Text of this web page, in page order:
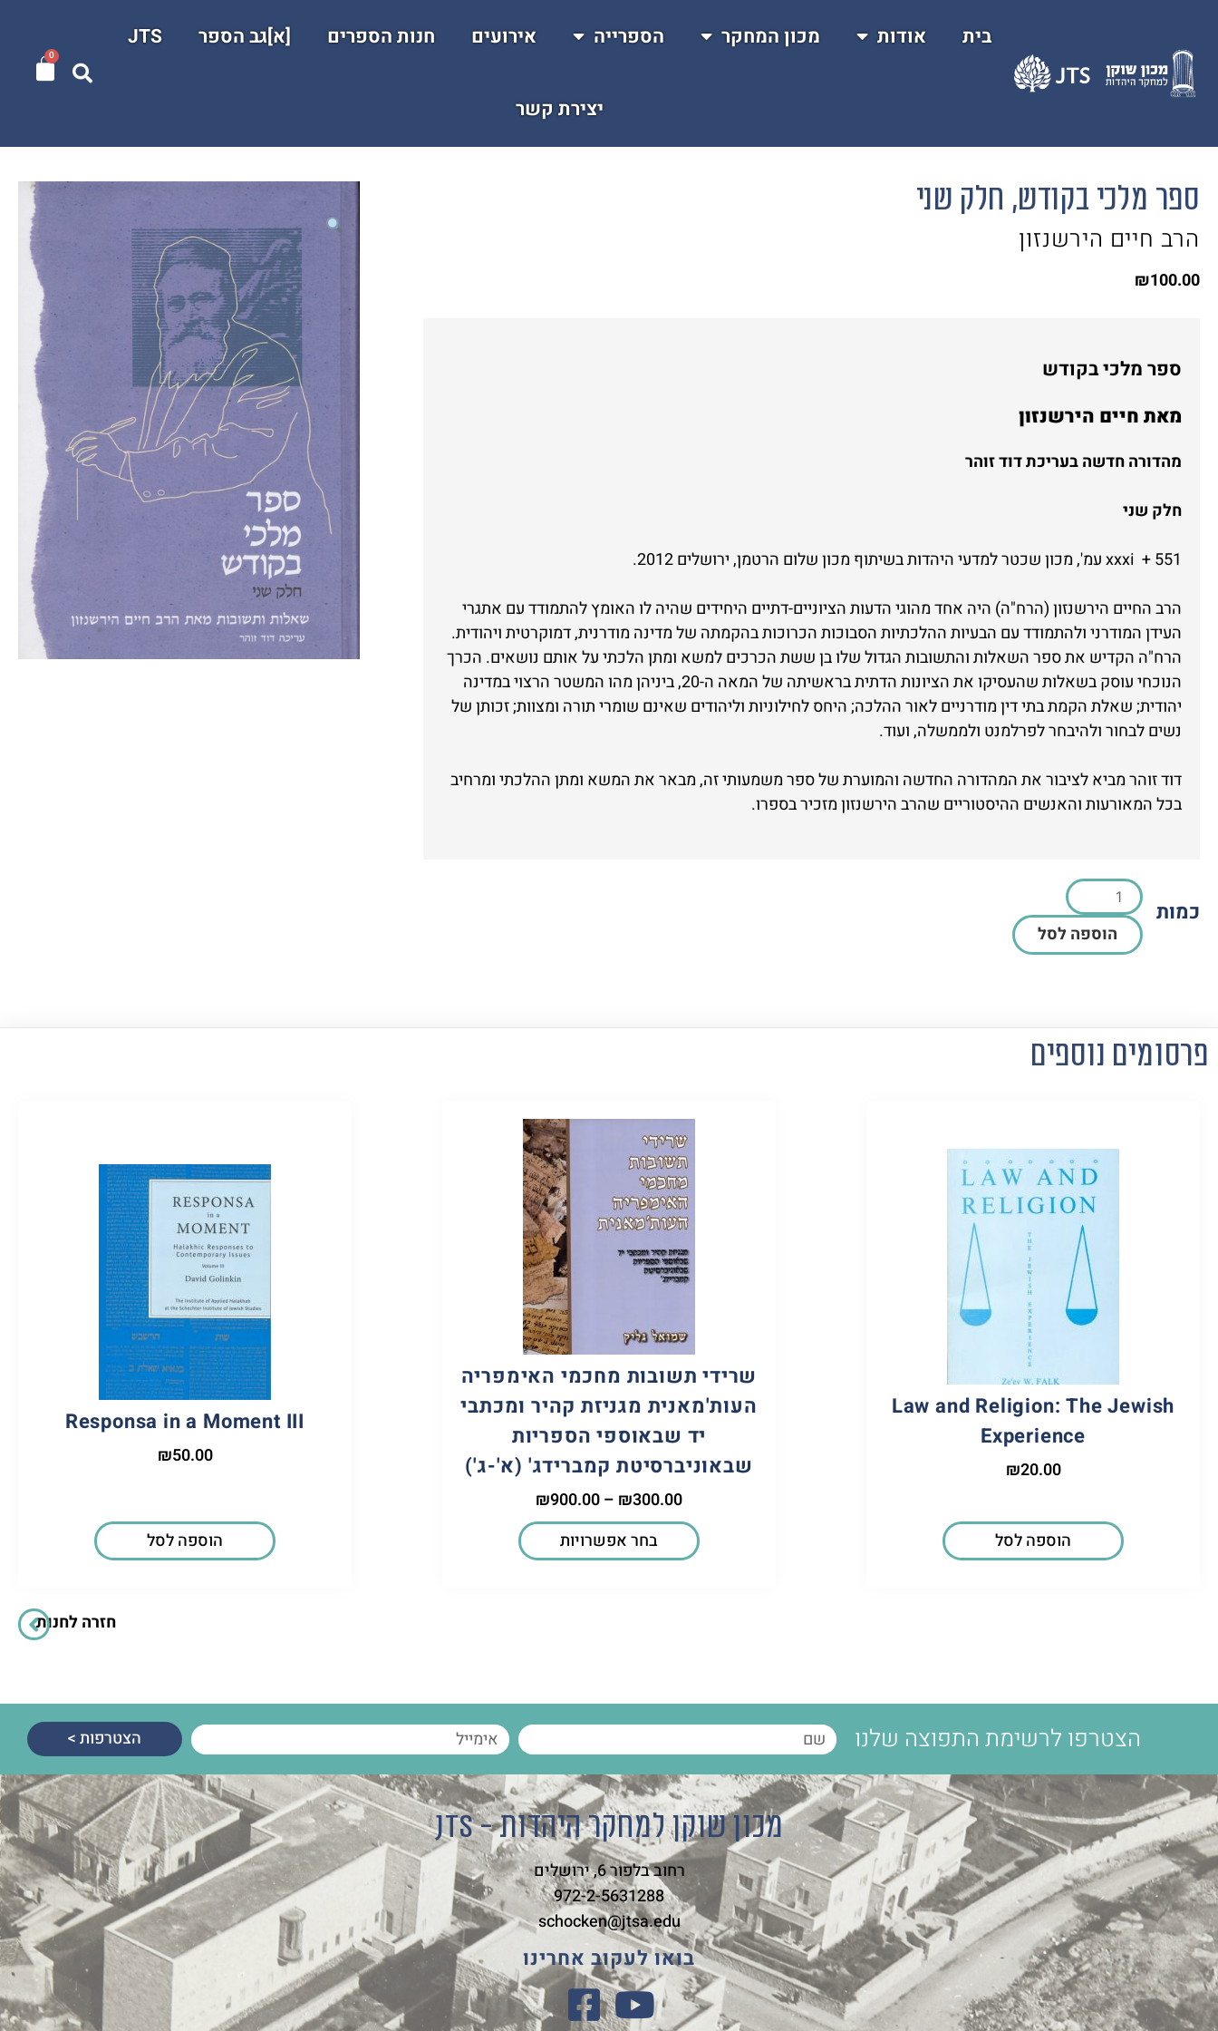
בית אודות מכון המחקר הספרייה אירועים חנות הספרים [א]גב הספר JTS
יצירת קשר
0
ספר מלכי בקודש, חלק שני
הרב חיים הירשנזון
₪100.00
ספר מלכי בקודש
מאת חיים הירשנזון
מהדורה חדשה בעריכת דוד זוהר
חלק שני
551 + xxxi עמ', מכון שכטר למדעי היהדות בשיתוף מכון שלום הרטמן, ירושלים 2012.
הרב החיים הירשנזון (הרח"ה) היה אחד מהוגי הדעות הציוניים-דתיים היחידים שהיה לו האומץ להתמודד עם אתגרי
העידן המודרני ולהתמודד עם הבעיות ההלכתיות הסבוכות הכרוכות בהקמתה של מדינה מודרנית, דמוקרטית ויהודית.
הרח"ה הקדיש את ספר השאלות והתשובות הגדול שלו בן ששת הכרכים למשא ומתן הלכתי על אותם נושאים. הכרך
הנוכחי עוסק בשאלות שהעסיקו את הציונות הדתית בראשיתה של המאה ה-20, ביניהן מהו המשטר הרצוי במדינה
יהודית; שאלת הקמת בתי דין מודרניים לאור ההלכה; היחס לחילוניות וליהודים שאינם שומרי תורה ומצוות; זכותן של
נשים לבחור ולהיבחר לפרלמנט ולממשלה, ועוד.
דוד זוהר מביא לציבור את המהדורה החדשה והמוערת של ספר משמעותי זה, מבאר את המשא ומתן ההלכתי ומרחיב
בכל המאורעות והאנשים ההיסטוריים שהרב הירשנזון מזכיר בספרו.
כמות
הוספה לסל
פרסומים נוספים
Law and Religion: The Jewish
Experience
₪20.00
הוספה לסל
שרידי תשובות מחכמי האימפריה
העות'מאנית מגניזת קהיר ומכתבי
יד שבאוספי הספריות
שבאוניברסיטת קמברידג' (א'-ג')
₪300.00
–
₪900.00
בחר אפשרויות
Responsa in a Moment III
₪50.00
הוספה לסל
חזרה לחנות
הצטרפו לרשימת התפוצה שלנו הצטרפות >
מכון שוקן למחקר היהדות - JTS
רחוב בלפור 6, ירושלים
972-2-5631288
schocken@jtsa.edu
בואו לעקוב אחרינו